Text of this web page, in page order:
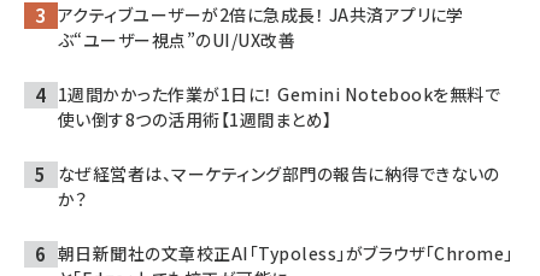
アクティブユーザーが2倍に急成長！ JA共済アプリに学
ぶ“ユーザー視点”のUI/UX改善
1週間かかった作業が1日に！ Gemini Notebookを無料で
使い倒す8つの活用術【1週間まとめ】
なぜ経営者は、マーケティング部門の報告に納得できないの
か？
朝日新聞社の文章校正AI「Typoless」がブラウザ「Chrome」